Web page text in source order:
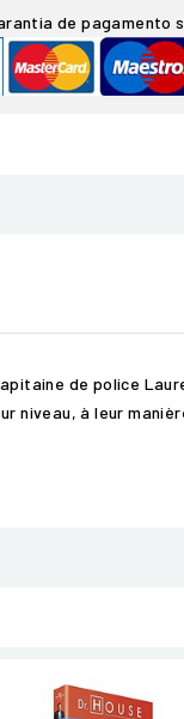
de pagamento
de police
niveau, à leur